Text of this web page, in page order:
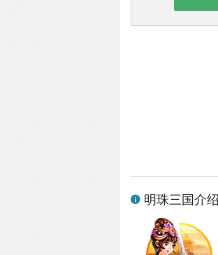
明珠三国介绍